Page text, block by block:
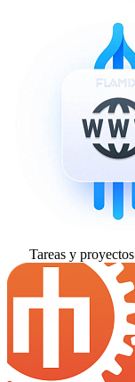
Tareas y proyectos